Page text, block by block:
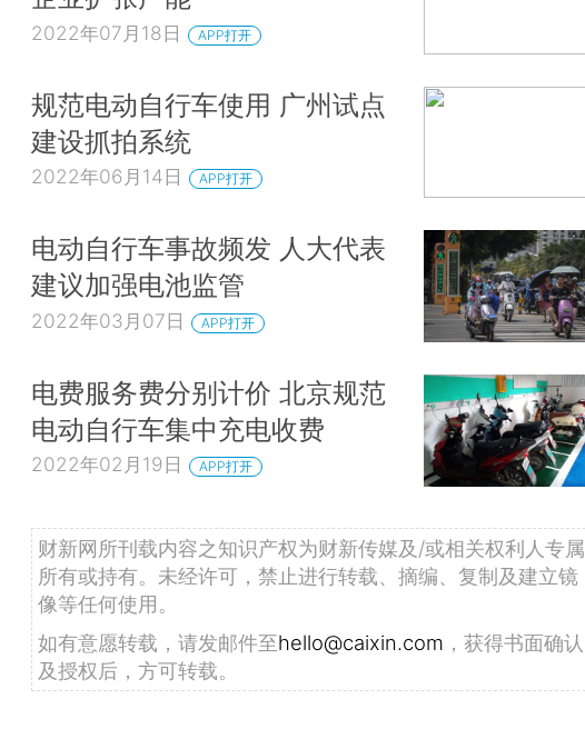
2022年07月18日 APP打开
规范电动自行车使用 广州试点
建设抓拍系统
2022年06月14日 APP打开
电动自行车事故频发 人大代表
建议加强电池监管
2022年03月07日 APP打开
电费服务费分别计价 北京规范
电动自行车集中充电收费
2022年02月19日 APP打开
财新网所刊载内容之知识产权为财新传媒及/或相关权利人专属
所有或持有。未经许可，禁止进行转载、摘编、复制及建立镜
像等任何使用。
如有意愿转载，请发邮件至hello@caixin.com ，获得书面确认
及授权后，方可转载。